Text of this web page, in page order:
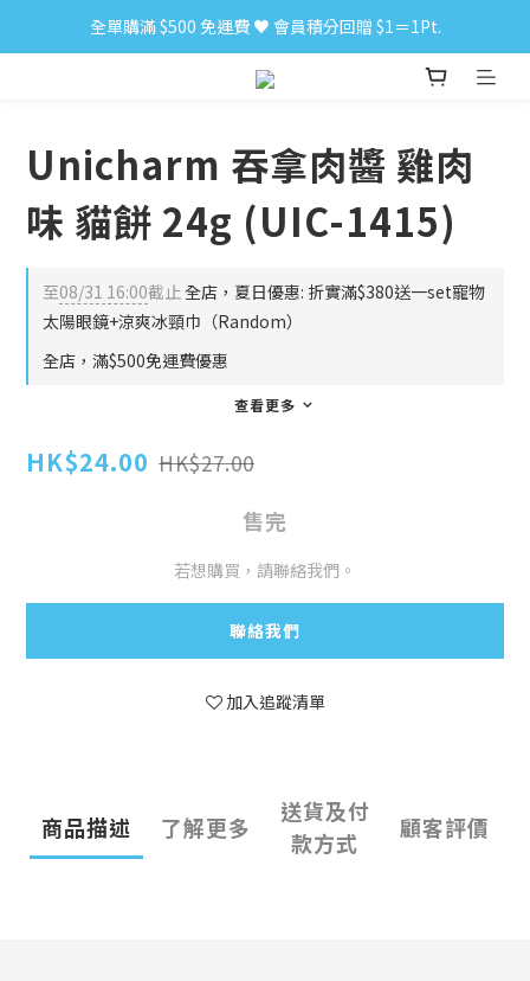
小食購滿 $300 順豐免運費 ‼
全單購滿 $500 免運費 ♥︎ 會員積分回贈 $1＝1Pt.
小食購滿 $300 順豐免運費 ‼
Unicharm 吞拿肉醬 雞肉
味 貓餅 24g (UIC-1415)
至08/31 16:00截止全店，夏日優惠: 折實滿$380送一set寵物
太陽眼鏡+涼爽冰頸巾（Random）
全店，滿$500免運費優惠
查看更多
HK$24.00 HK$27.00
售完
若想購買，請聯絡我們。
聯絡我們
加入追蹤清單
商品描述 了解更多
送貨及付
款方式
顧客評價